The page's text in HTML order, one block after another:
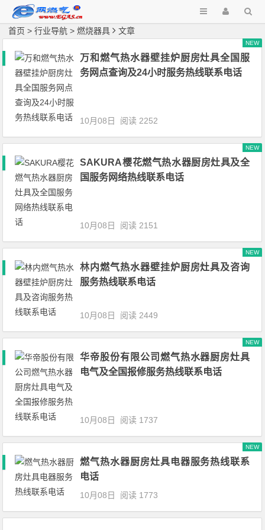
首页 >行业导航 >燃烧器具 文章
万和燃气热水器壁挂炉厨房灶具全国服
务网点查询及24小时服务热线联系电话
NEW
10月08日 阅读 2252
SAKURA樱花燃气热水器厨房灶具及全
国服务网络热线联系电话
NEW
10月08日 阅读 2151
林内燃气热水器壁挂炉厨房灶具及咨询
服务热线联系电话
NEW
10月08日 阅读 2449
华帝股份有限公司燃气热水器厨房灶具
电气及全国报修服务热线联系电话
NEW
10月08日 阅读 1737
燃气热水器厨房灶具电器服务热线联系
电话
NEW
10月08日 阅读 1773